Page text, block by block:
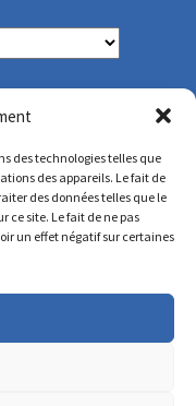
des technologies telles que
des appareils. Le fait de
des données telles que le
ce site. Le fait de ne pas
un effet négatif sur certaines